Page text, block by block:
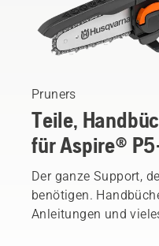
Pruners
Teile,
für Aspire®
Der ganze Support,
benötigen.
Anleitungen und